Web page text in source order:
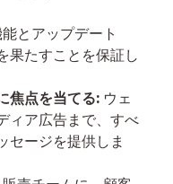
とアップデート
果たすことを保証し
焦点を当てる: ウェ
ィア広告まで、すべ
セージを提供しま